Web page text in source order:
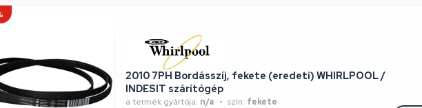
2010 7PH Bordásszíj, fekete (eredeti) WHIRLPOOL /
INDESIT szárítógép
a termék gyártója: n/a szín: fekete